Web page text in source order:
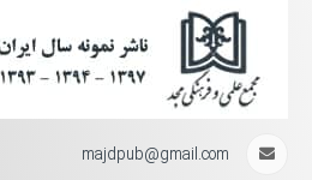
majdpub@gmail.com